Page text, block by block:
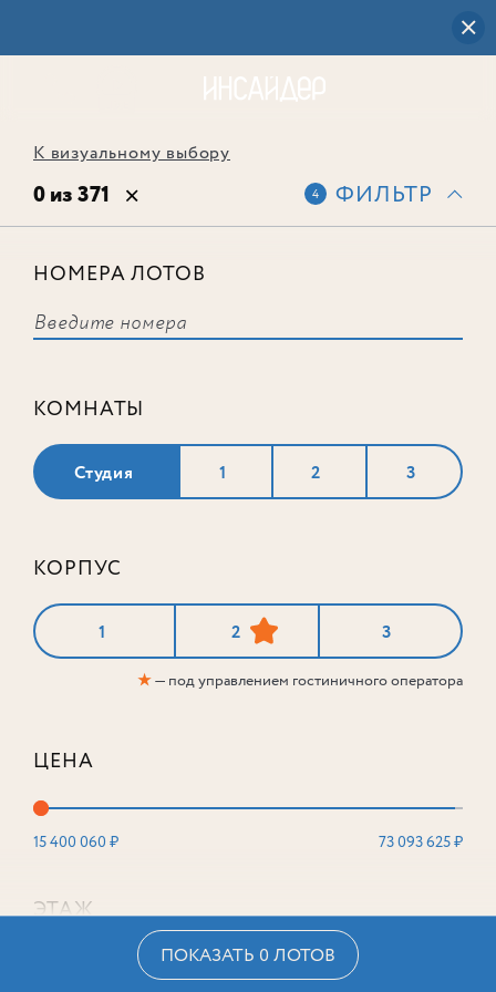
К визуальному выбору
0 из 371 4 ФИЛЬТР
НОМЕРА ЛОТОВ
КОМНАТЫ
Студия 1 2 3
КОРПУС
1 2 3
★— под управлением гостиничного оператора
ЦЕНА
15 400 060 ₽ 73 093 625 ₽
ЭТАЖ
ПОКАЗАТЬ 0 ЛОТОВ
соответствует ни одного лота